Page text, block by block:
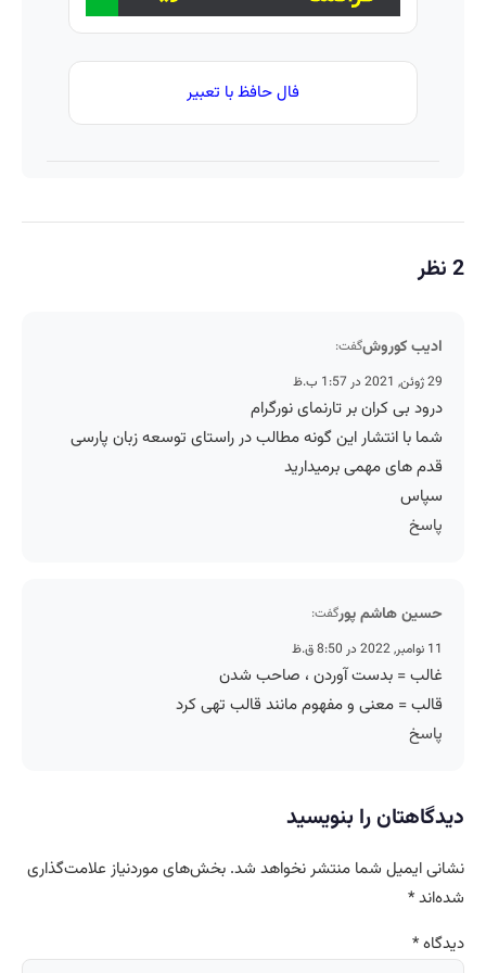
فال حافظ با تعبیر
2 نظر
ادیب کوروشگفت:
29 ژوئن, 2021 در 1:57 ب.ظ
درود بی کران بر تارنمای نورگرام
شما با انتشار این گونه مطالب در راستای توسعه زبان پارسی
قدم های مهمی برمیدارید
سپاس
پاسخ
حسین هاشم پورگفت:
11 نوامبر, 2022 در 8:50 ق.ظ
غالب = بدست آوردن ، صاحب شدن
قالب = معنی و مفهوم مانند قالب تهی کرد
پاسخ
دیدگاهتان را بنویسید
نشانی ایمیل شما منتشر نخواهد شد. بخش‌های موردنیاز علامت‌گذاری
شده‌اند*
دیدگاه*